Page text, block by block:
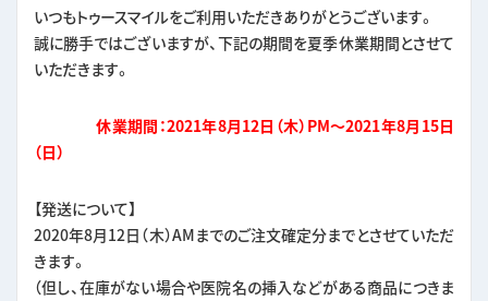
いつもトゥースマイルをご利用いただきありがとうございます。
誠に勝手ではございますが、下記の期間を夏季休業期間とさせて
いただきます。
休業期間：2021年8月12日（木）PM～2021年8月15日
（日）
【発送について】
2020年8月12日（木）AMまでのご注文確定分までとさせていただ
きます。
（但し、在庫がない場合や医院名の挿入などがある商品につきま